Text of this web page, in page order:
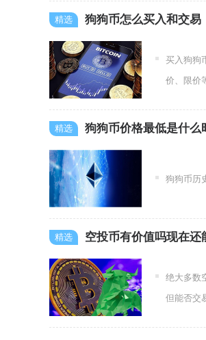
狗狗币怎么买入和交易
买入狗狗
价、限价
狗狗币价格最低是什么
狗狗币历
空投币有价值吗现在还
绝大多数
但能否交